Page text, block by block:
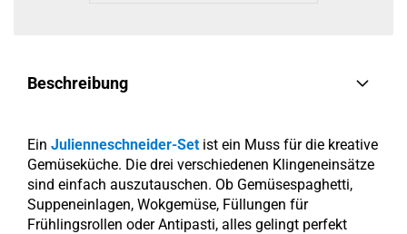
Beschreibung
Ein Julienneschneider-Setist ein Muss für die kreative
Gemüseküche. Die drei verschiedenen Klingeneinsätze
sind einfach auszutauschen. Ob Gemüsespaghetti,
Suppeneinlagen, Wokgemüse, Füllungen für
Frühlingsrollen oder Antipasti, alles gelingt perfekt